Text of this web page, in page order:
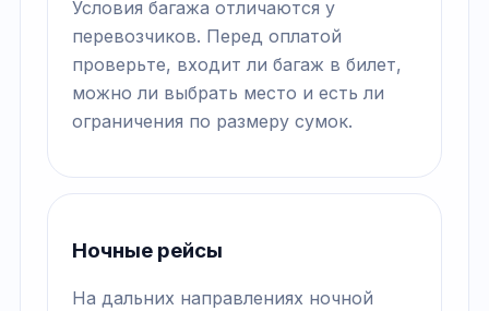
Условия багажа отличаются у
перевозчиков. Перед оплатой
проверьте, входит ли багаж в билет,
можно ли выбрать место и есть ли
ограничения по размеру сумок.
Ночные рейсы
На дальних направлениях ночной